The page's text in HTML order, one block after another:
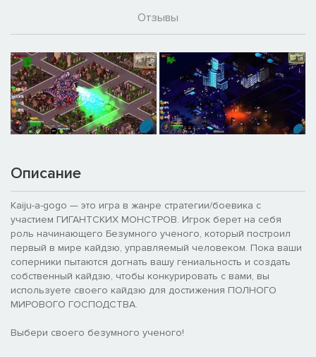
Отзывы
Описание
Kaiju-a-gogo — это игра в жанре стратегии/боевика с
участием ГИГАНТСКИХ МОНСТРОВ. Игрок берет на себя
роль начинающего Безумного ученого, который построил
первый в мире кайдзю, управляемый человеком. Пока ваши
соперники пытаются догнать вашу гениальность и создать
собственный кайдзю, чтобы конкурировать с вами, вы
используете своего кайдзю для достижения ПОЛНОГО
МИРОВОГО ГОСПОДСТВА.
Выбери своего безумного ученого!